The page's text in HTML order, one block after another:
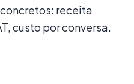
receita
custo por conversa.